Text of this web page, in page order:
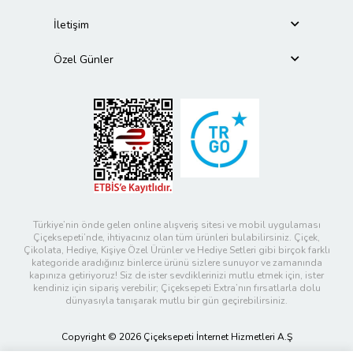
İletişim
Özel Günler
Türkiye’nin önde gelen online alışveriş sitesi ve mobil uygulaması
Çiçeksepeti’nde, ihtiyacınız olan tüm ürünleri bulabilirsiniz. Çiçek,
Çikolata, Hediye, Kişiye Özel Ürünler ve Hediye Setleri gibi birçok farklı
kategoride aradığınız binlerce ürünü sizlere sunuyor ve zamanında
kapınıza getiriyoruz! Siz de ister sevdiklerinizi mutlu etmek için, ister
kendiniz için sipariş verebilir; Çiçeksepeti Extra’nın fırsatlarla dolu
dünyasıyla tanışarak mutlu bir gün geçirebilirsiniz.
Copyright © 2026 Çiçeksepeti İnternet Hizmetleri A.Ş